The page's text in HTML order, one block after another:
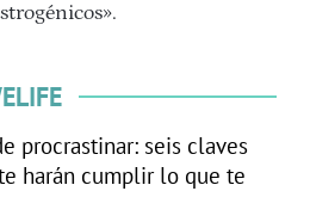
procrastinar: seis claves
harán cumplir lo que te